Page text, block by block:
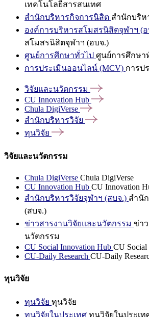
เทคโนโลยีสารสนเทศ
สำนักบริหารกิจการนิสิต สำนักบริห
องค์การบริหารสโมสรนิสิตจุฬาฯ (อ
สโมสรนิสิตจุฬาฯ (อบจ.)
ศูนย์การศึกษาทั่วไป ศูนย์การศึกษา
การประเมินออนไลน์ (MCV) การป
วิจัยและนวัตกรรม
CU Innovation Hub
Chula DigiVerse
สำนักบริหารวิจัย
ทุนวิจัย
วิจัยและนวัตกรรม
Chula DigiVerse Chula DigiVerse
CU Innovation Hub CU Innovation
สำนักบริหารวิจัยจุฬาฯ (สบจ.) สำนั
(สบจ.)
ข่าวสารงานวิจัยและนวัตกรรม ข่า
นวัตกรรม
CU Social Innovation Hub CU
CU-Daily Research CU-Daily
ทุนวิจัย
ทุนวิจัย ทุนวิจัย
ทุนวิจัยในประเทศ ทุนวิจัยในประเท